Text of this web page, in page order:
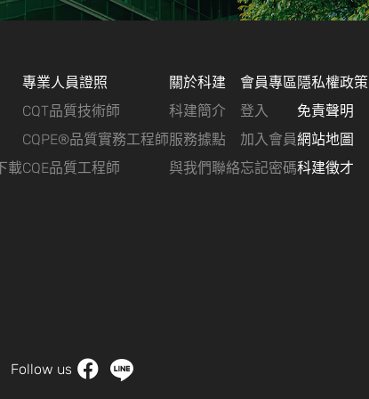
載
專業人員證照
CQT品質技術師
CQPE®品質實務工程師
CQE品質工程師
關於科建
科建簡介
服務據點
與我們聯絡
會員專區
登入
加入會員
忘記密碼
隱私權政策
免責聲明
網站地圖
科建徵才
Follow us